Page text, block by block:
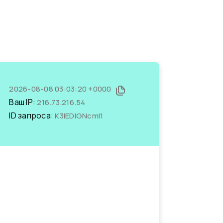
2026-08-08 03:03:20 +0000
Ваш IP:216.73.216.54
ID запроса:K3IEDlGNcmI1